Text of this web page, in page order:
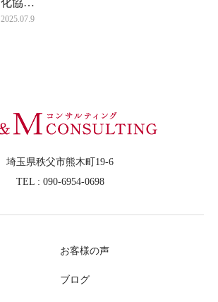
2025.07.9
埼玉県秩父市熊木町19-6
TEL : 090-6954-0698
お客様の声
ブログ